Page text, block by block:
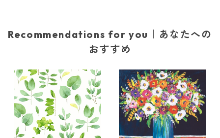
Recommendations for you｜あなたへの
おすすめ